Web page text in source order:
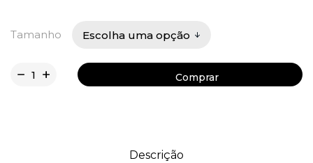
Tamanho
Comprar
Descrição